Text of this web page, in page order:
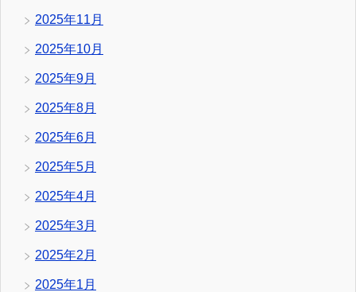
2025年11月
2025年10月
2025年9月
2025年8月
2025年6月
2025年5月
2025年4月
2025年3月
2025年2月
2025年1月